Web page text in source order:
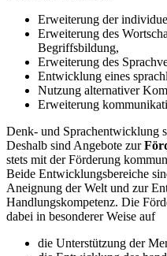
Erweiterung der
Erweiterung des
Begriffsbildung,
Erweiterung des
Entwicklung eines
Nutzung alternativer
Erweiterung
Denk- und Sprachentwicklung
Deshalb sind Angebote zur
stets mit der Förderung
Beide Entwicklungsbereiche
Aneignung der Welt und zur
Handlungskompetenz. Die
dabei in besonderer Weise auf
die Unterstützung der